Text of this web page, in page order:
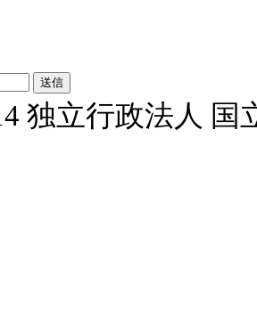
独立行政法人 国